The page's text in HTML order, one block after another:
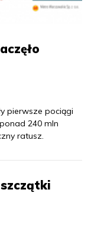
pierwsze pociągi
240 mln
ratusz.